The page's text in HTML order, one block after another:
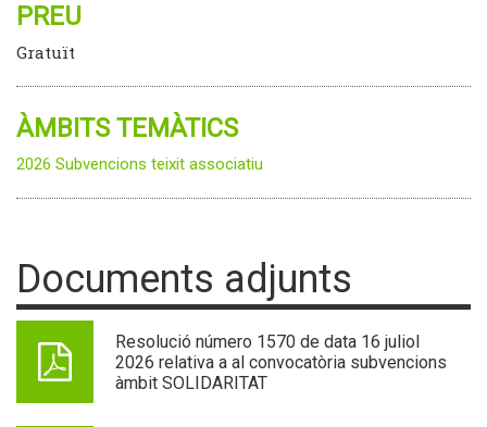
PREU
Gratuït
ÀMBITS TEMÀTICS
2026 Subvencions teixit associatiu
Documents adjunts
Resolució número 1570 de data 16 juliol
2026 relativa a al convocatòria subvencions
àmbit SOLIDARITAT